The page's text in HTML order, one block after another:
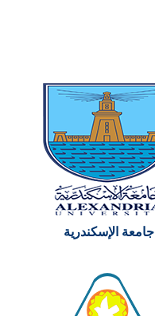
الأنظمة الذكية
تواصل معنا
الدراسات العليا
جامعة الإسكندرية